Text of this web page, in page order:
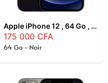
Apple iPhone 12 , 64 Go , Noir
175 000 CFA
64 Go - Noir